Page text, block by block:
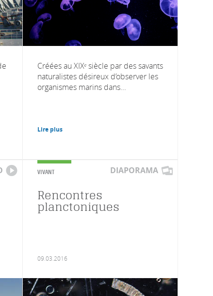
Créées au XIXᵉ siècle par des savants
naturalistes désireux d’observer les
organismes marins dans...
Lire plus
VIVANT DIAPORAMA
Rencontres
planctoniques
09.03.2016